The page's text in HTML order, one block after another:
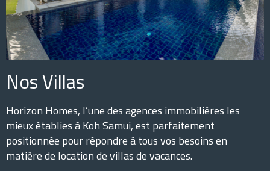
Nos Villas
Horizon Homes, l’une des agences immobilières les
mieux établies à Koh Samui, est parfaitement
positionnée pour répondre à tous vos besoins en
matière de location de villas de vacances.